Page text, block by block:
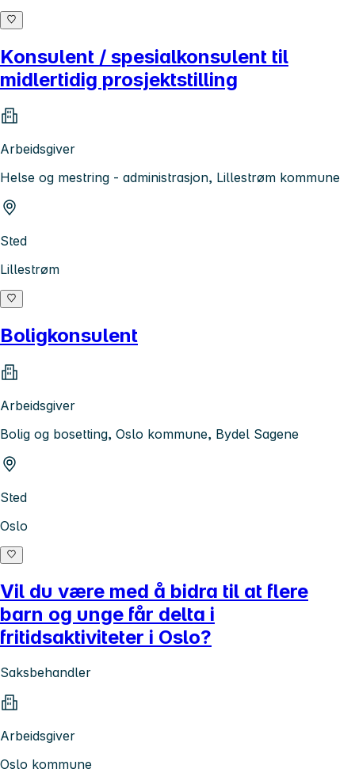
Konsulent / spesialkonsulent til
midlertidig prosjektstilling
Arbeidsgiver
Helse og mestring - administrasjon, Lillestrøm kommune
Sted
Lillestrøm
Boligkonsulent
Arbeidsgiver
Bolig og bosetting, Oslo kommune, Bydel Sagene
Sted
Oslo
Vil du være med å bidra til at flere
barn og unge får delta i
fritidsaktiviteter i Oslo?
Saksbehandler
Arbeidsgiver
Oslo kommune